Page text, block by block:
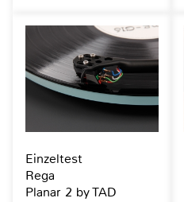
Einzeltest
Rega
Planar 2 by TAD